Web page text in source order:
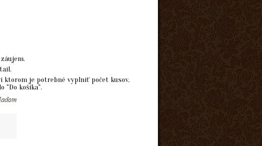
ktorom je potrebné vyplniť počet kusov,
"Do košíka".